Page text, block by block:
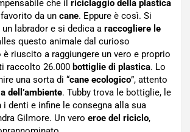
che il riciclaggio della plastica
da un cane. Eppure è così. Si
un labrador e si dedica a raccogliere le
questo animale dal curioso
riuscito a raggiungere un vero e proprio
raccolto 26.000 bottiglie di plastica. Lo
una sorta di “cane ecologico”, attento
dell’ambiente. Tubby trova le bottiglie, le
denti e infine le consegna alla sua
Gilmore. Un vero eroe del riciclo,